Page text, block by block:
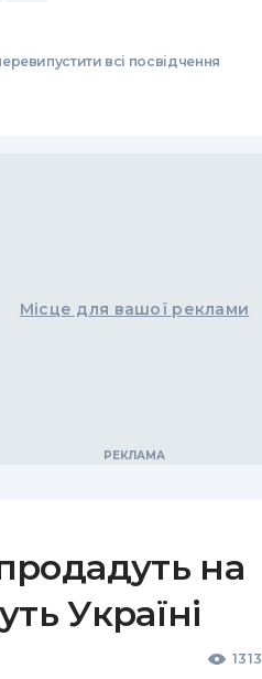
всі посвідчення
Місце для вашої реклами
на
Україні
1313